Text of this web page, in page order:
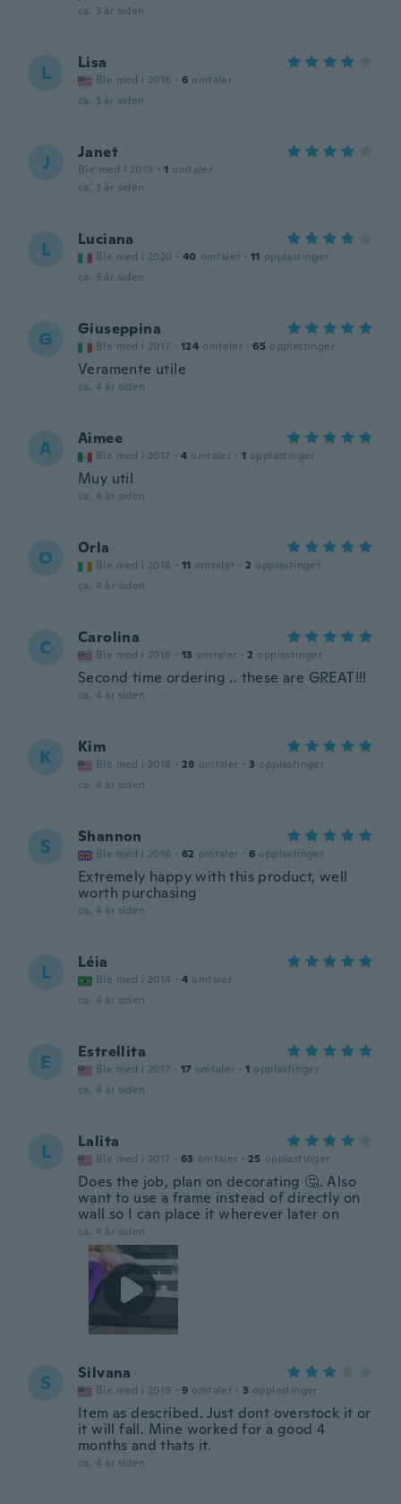
ca. 3 år siden
L Lisa
Ble med i 2016 · 6 omtaler
ca. 3 år siden
J Janet
Ble med i 2019 · 1 omtaler
ca. 3 år siden
L Luciana
Ble med i 2020 · 40 omtaler · 11 opplastinger
ca. 3 år siden
G Giuseppina
Ble med i 2017 · 124 omtaler · 65 opplastinger
Veramente utile
ca. 4 år siden
A Aimee
Ble med i 2017 · 4 omtaler · 1 opplastinger
Muy util
ca. 4 år siden
O Orla
Ble med i 2018 · 11 omtaler · 2 opplastinger
ca. 4 år siden
C Carolina
Ble med i 2018 · 13 omtaler · 2 opplastinger
Second time ordering .. these are GREAT!!!
ca. 4 år siden
K Kim
Ble med i 2018 · 28 omtaler · 3 opplastinger
ca. 4 år siden
S Shannon
Ble med i 2016 · 62 omtaler · 6 opplastinger
Extremely happy with this product, well
worth purchasing
ca. 4 år siden
L Léia
Ble med i 2014 · 4 omtaler
ca. 4 år siden
E Estrellita
Ble med i 2017 · 17 omtaler · 1 opplastinger
ca. 4 år siden
L Lalita
Ble med i 2017 · 63 omtaler · 25 opplastinger
Does the job, plan on decorating 🤔. Also
want to use a frame instead of directly on
wall so I can place it wherever later on
ca. 4 år siden
S Silvana
Ble med i 2019 · 9 omtaler · 3 opplastinger
Item as described. Just dont overstock it or
it will fall. Mine worked for a good 4
months and thats it.
ca. 4 år siden